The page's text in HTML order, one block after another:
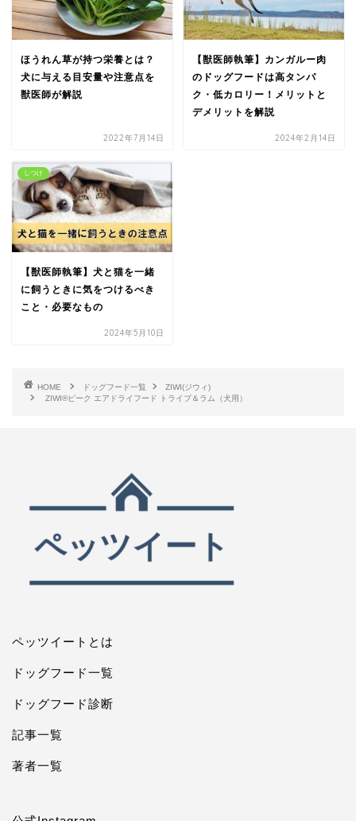
ほうれん草が持つ栄養とは？
犬に与える目安量や注意点を
獣医師が解説
2022年7月14日
【獣医師執筆】カンガルー肉
のドッグフードは高タンパ
ク・低カロリー！メリットと
デメリットを解説
2024年2月14日
しつけ
【獣医師執筆】犬と猫を一緒
に飼うときに気をつけるべき
こと・必要なもの
2024年5月10日
HOME ドッグフード一覧
ZIWI(ジウィ)
ZIWI®ピーク エアドライフード トライプ＆ラム（犬用）
ペッツイートとは
ドッグフード一覧
ドッグフード診断
記事一覧
著者一覧